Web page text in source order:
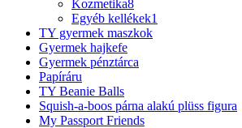
Kozmetika8
Egyéb kellékek1
TY gyermek maszkok
Gyermek hajkefe
Gyermek pénztárca
Papíráru
TY Beanie Balls
Squish-a-boos párna alakú plüss figura
My Passport Friends